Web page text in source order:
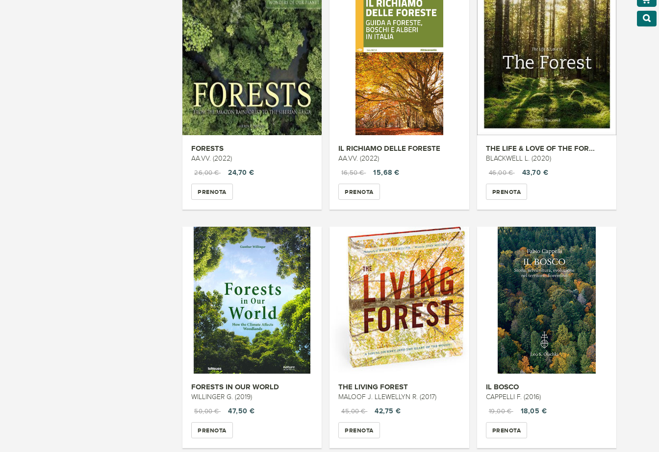
FORESTS
AA.VV. (2022)
26,00 €
24,70 €
PRENOTA
IL RICHIAMO DELLE FORESTE
AA.VV. (2022)
16,50 €
15,68 €
PRENOTA
THE LIFE & LOVE OF THE FOR...
BLACKWELL L. (2020)
46,00 €
43,70 €
PRENOTA
FORESTS IN OUR WORLD
WILLINGER G. (2019)
50,00 €
47,50 €
PRENOTA
THE LIVING FOREST
MALOOF J. LLEWELLYN R. (2017)
45,00 €
42,75 €
PRENOTA
IL BOSCO
CAPPELLI F. (2016)
19,00 €
18,05 €
PRENOTA